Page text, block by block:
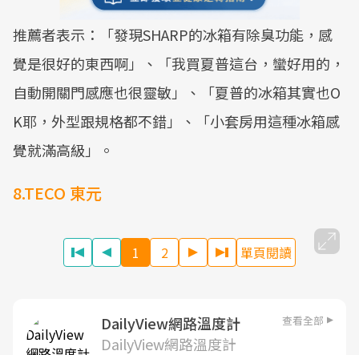
推薦者表示：「發現SHARP的冰箱有除臭功能，感
覺是很好的東西啊」、「我買夏普這台，蠻好用的，
自動開關門感應也很靈敏」、「夏普的冰箱其實也O
K耶，外型跟規格都不錯」、「小套房用這種冰箱感
覺就滿高級」。
8.TECO 東元
1 2 單頁閱讀
DailyView網路溫度計 查看全部
DailyView網路溫度計